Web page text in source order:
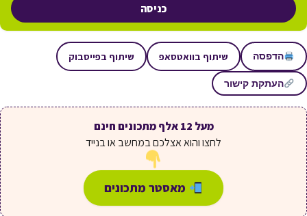
כניסה
הדפסה שיתוף בוואטסאפ שיתוף בפייסבוק
העתקת קישור
מעל 12 אלף מתכונים חינם
לחצו והוא אצלכם במחשב או בנייד
מאסטר מתכונים